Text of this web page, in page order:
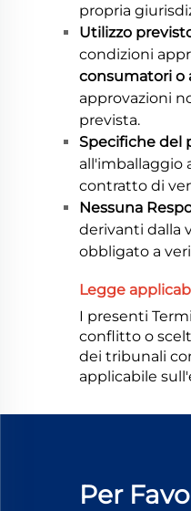
propria
Utilizzo
condizioni
consumatori o
approvazioni
prevista.
Specifiche del
all'imballaggio
contratto di
Nessuna
derivanti dalla
obbligato a
Legge
I presenti
conflitto o
dei tribunali
applicabile
Per